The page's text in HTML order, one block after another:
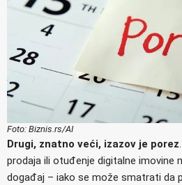
Foto: Biznis.rs/AI
Drugi, znatno veći, izazov je porez
prodaja ili otuđenje digitalne imovine
događaj – iako se može smatrati da